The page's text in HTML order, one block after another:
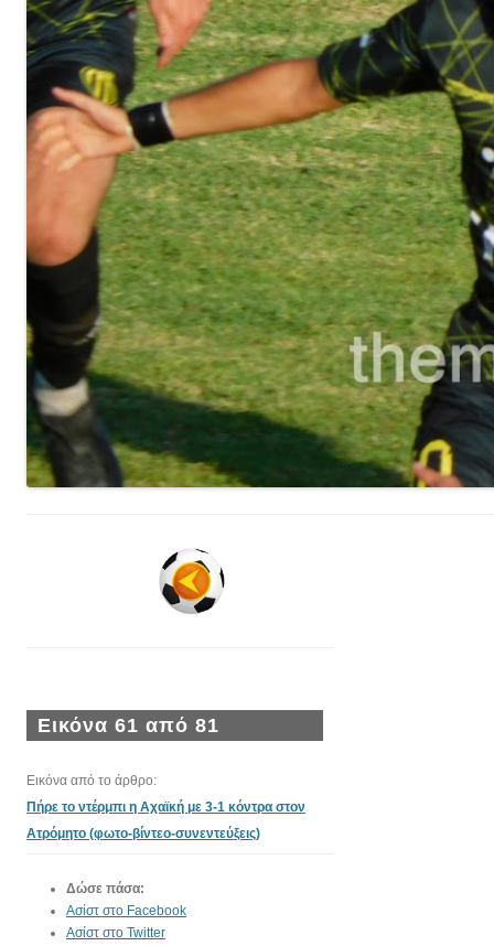
Εικόνα 61 από 81
Εικόνα από το άρθρο:
Πήρε το ντέρμπι η Αχαϊκή με 3-1 κόντρα στον
Ατρόμητο (φωτο-βίντεο-συνεντεύξεις)
Δώσε πάσα:
Ασίστ στο Facebook
Ασίστ στο Twitter